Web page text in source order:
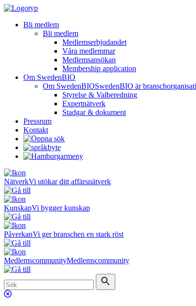
Bli medlem
Bli medlem
Medlemserbjudandet
Våra medlemmar
Medlemsansökan
Membership application
Om SwedenBIO
Om SwedenBIOSwedenBIO är
Styrelse & Valberedning
Expertnätverk
Stadgar & dokument
Pressrum
Kontakt
NätverkVi utökar ditt affärsnätverk
KunskapVi bygger kunskap
PåverkanVi ger branschen en stark röst
MedlemscommunityMedlemscommunity